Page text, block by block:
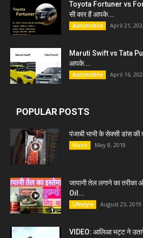
Toyota Fortuner vs
सी कार हैं आपके...
Automobile April 21,
Maruti Swift vs Tata
आपके...
Automobile April 16,
POPULAR POSTS
पंजाबी भाभी के सेक्सी डांस की
Music May 8, 2018
जापानी तेल लगाने का
Oil...
Lifestyle August 25, 2019
VIDEO: आलिआ भट्ट ने